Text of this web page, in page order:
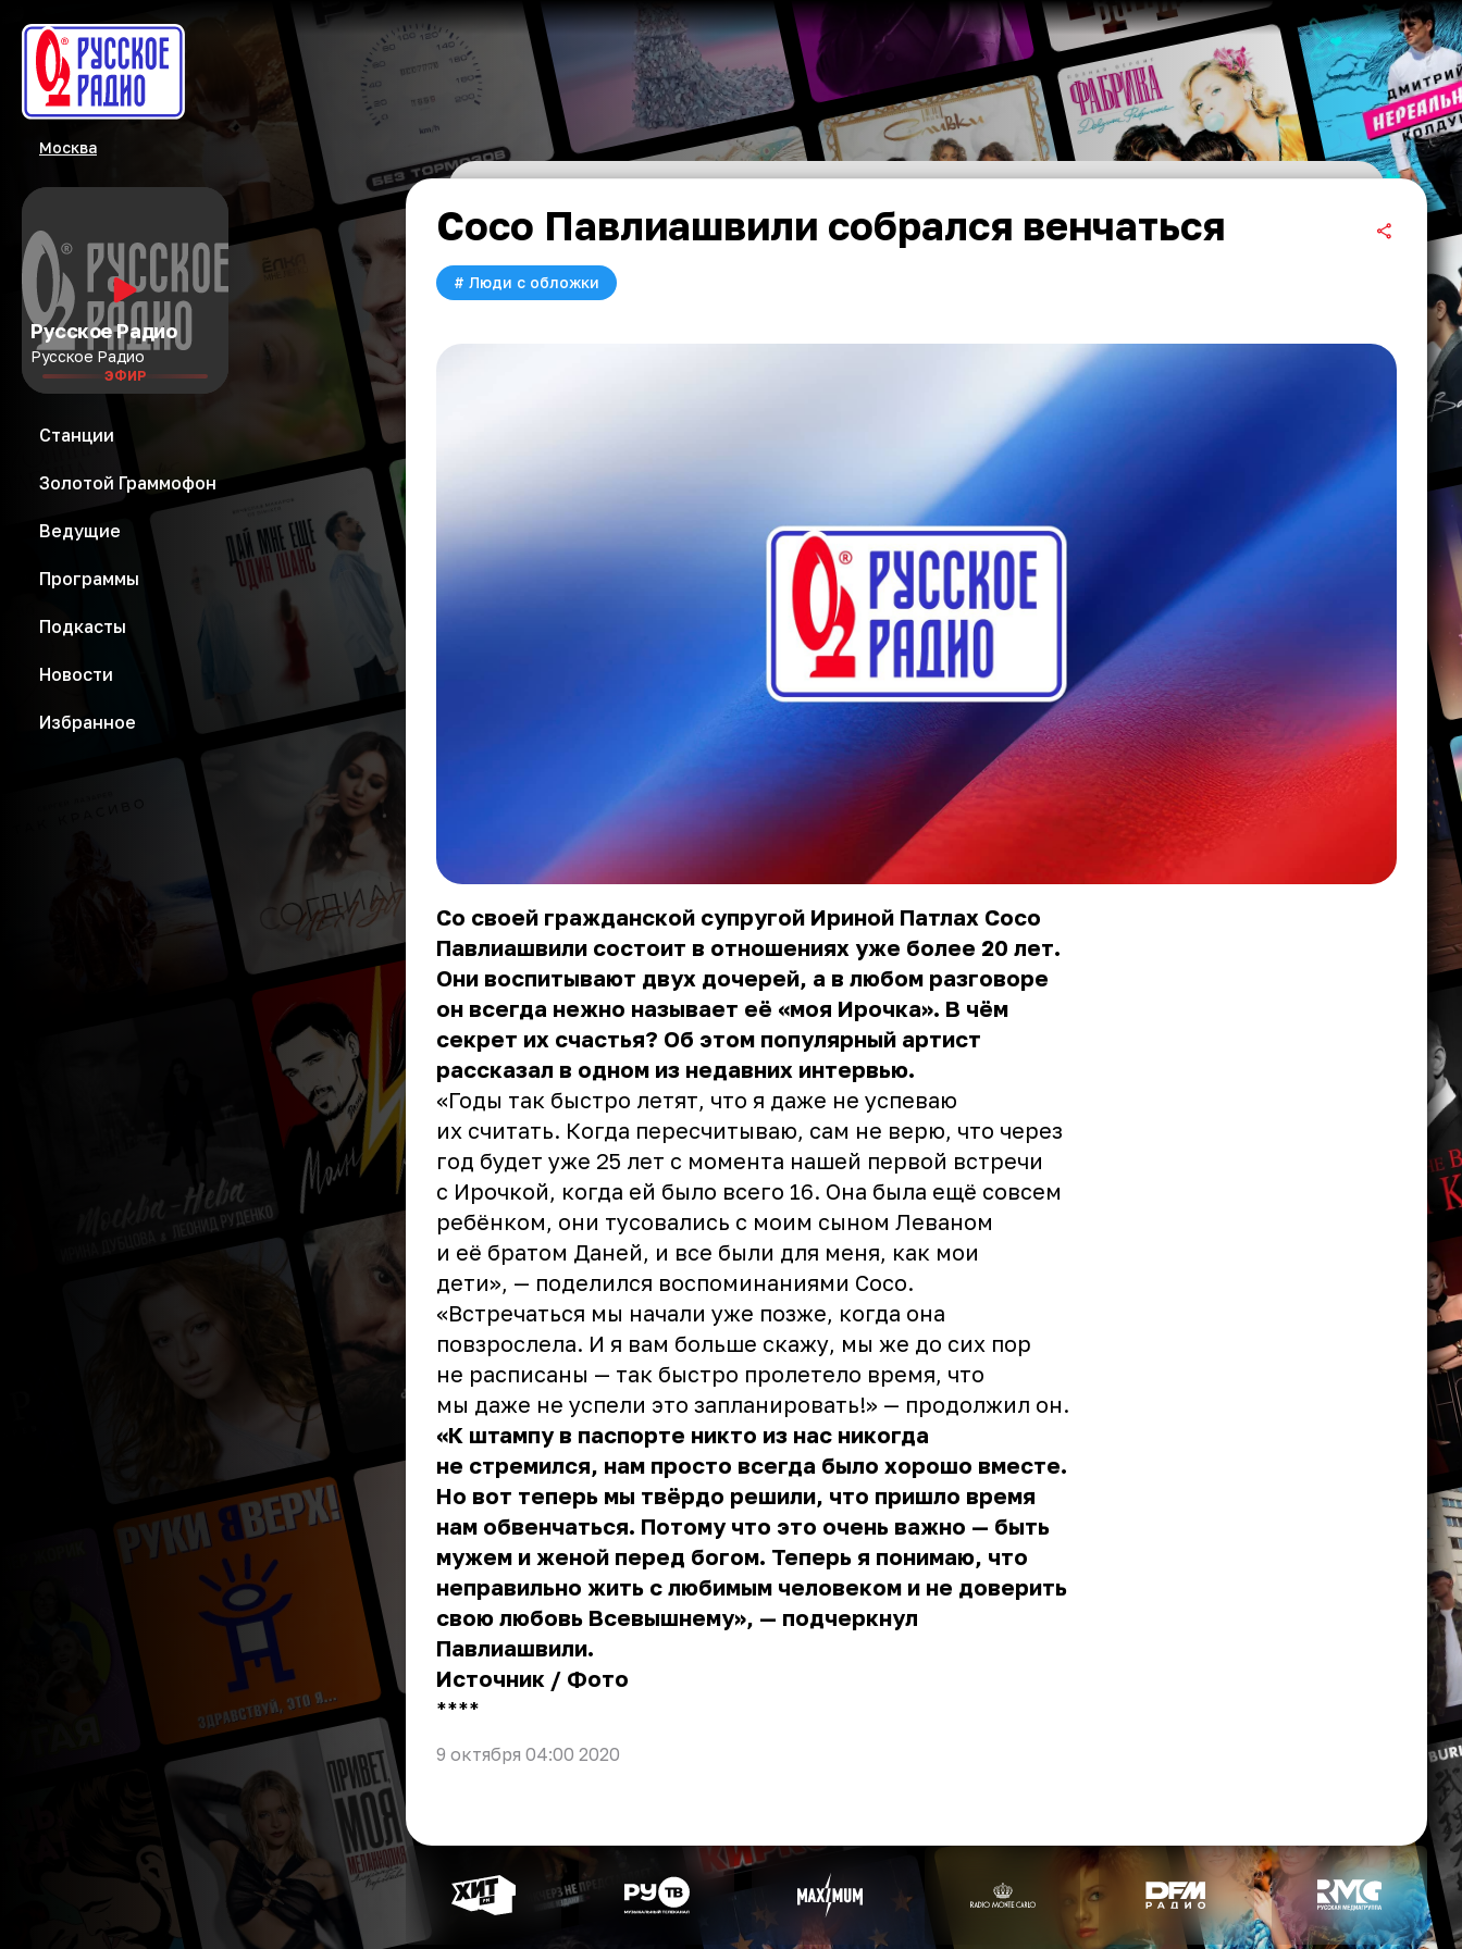
Москва
Русское Радио
Русское Радио
ЭФИР
Станции
Золотой Граммофон
Ведущие
Программы
Подкасты
Новости
Избранное
Сосо Павлиашвили собрался венчаться
# Люди с обложки
Со своей гражданской супругой Ириной Патлах Сосо
Павлиашвили состоит в отношениях уже более 20 лет.
Они воспитывают двух дочерей, а в любом разговоре
он всегда нежно называет её «моя Ирочка». В чём
секрет их счастья? Об этом популярный артист
рассказал в одном из недавних интервью.
«Годы так быстро летят, что я даже не успеваю
их считать. Когда пересчитываю, сам не верю, что через
год будет уже 25 лет с момента нашей первой встречи
с Ирочкой, когда ей было всего 16. Она была ещё совсем
ребёнком, они тусовались с моим сыном Леваном
и её братом Даней, и все были для меня, как мои
дети», — поделился воспоминаниями Сосо.
«Встречаться мы начали уже позже, когда она
повзрослела. И я вам больше скажу, мы же до сих пор
не расписаны — так быстро пролетело время, что
мы даже не успели это запланировать!» — продолжил он.
«К штампу в паспорте никто из нас никогда
не стремился, нам просто всегда было хорошо вместе.
Но вот теперь мы твёрдо решили, что пришло время
нам обвенчаться. Потому что это очень важно — быть
мужем и женой перед богом. Теперь я понимаю, что
неправильно жить с любимым человеком и не доверить
свою любовь Всевышнему», — подчеркнул
Павлиашвили.
Источник / Фото
** **
9 октября 04:00 2020